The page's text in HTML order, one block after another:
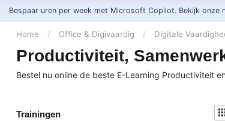
Bespaar uren per week met Microsoft Copilot. Bekijk onze
Home / Office & Digivaardig / Digitale
Productiviteit,
Bestel nu online de beste E-Learning Productiviteit
Trainingen